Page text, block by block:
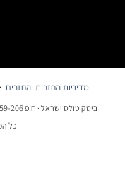
מדיניות החזרות והחזרים ·
ביטק טולס ישראל · ח.פ 512-959-206 · רחוב שביט 3, ראשון לציון · טל׳ 03-544-4144
כל המחירים